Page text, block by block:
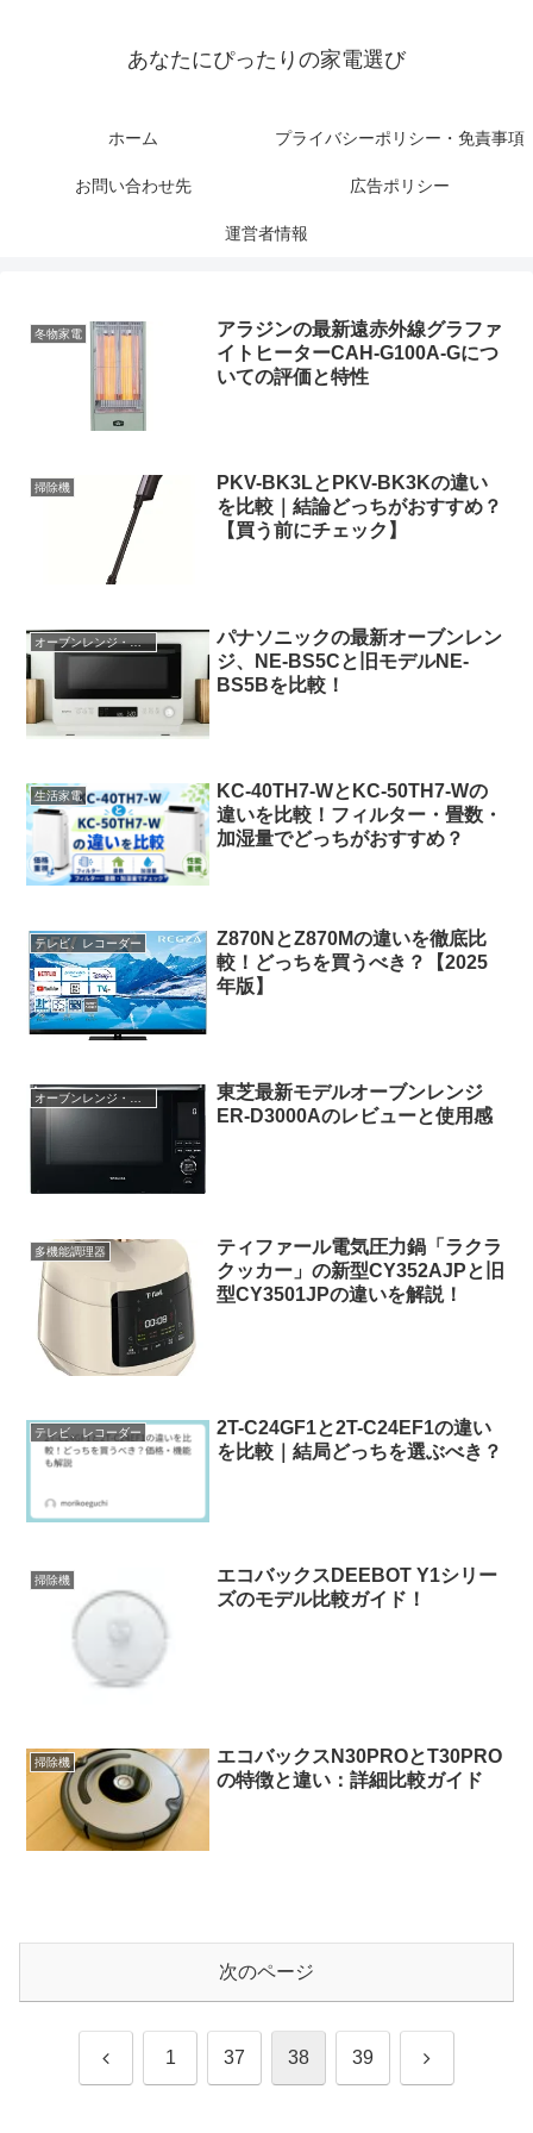
あなたにぴったりの家電選び
ホーム プライバシーポリシー・免責事項
お問い合わせ先 広告ポリシー
運営者情報
冬物家電
アラジンの最新遠赤外線グラファ
イトヒーターCAH-G100A-Gにつ
いての評価と特性
掃除機
PKV-BK3LとPKV-BK3Kの違い
を比較｜結論どっちがおすすめ？
【買う前にチェック】
オーブンレンジ・トースター
パナソニックの最新オーブンレン
ジ、NE-BS5Cと旧モデルNE-
BS5Bを比較！
生活家電
KC-40TH7-WとKC-50TH7-Wの
違いを比較！フィルター・畳数・
加湿量でどっちがおすすめ？
テレビ、レコーダー
Z870NとZ870Mの違いを徹底比
較！どっちを買うべき？【2025
年版】
東芝最新モデルオーブンレンジ
ER-D3000Aのレビューと使用感
多機能調理器
ティファール電気圧力鍋「ラクラ
クッカー」の新型CY352AJPと旧
型CY3501JPの違いを解説！
テレビ、レコーダー
2T-C24GF1と2T-C24EF1の違い
を比較｜結局どっちを選ぶべき？
掃除機
エコバックスDEEBOT Y1シリー
ズのモデル比較ガイド！
掃除機
エコバックスN30PROとT30PRO
の特徴と違い：詳細比較ガイド
次のページ
前 1 37 38 39 次